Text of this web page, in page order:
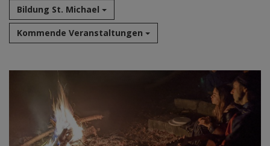
Bildung St. Michael
Kommende Veranstaltungen
Aug 2026
Sep 2026
Okt 2026
Nov 2026
Dez 2026